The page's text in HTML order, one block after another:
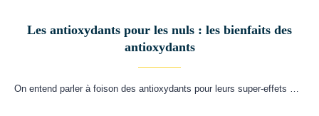
Les antioxydants pour les nuls : les bienfaits des
antioxydants
On entend parler à foison des antioxydants pour leurs super-effets …